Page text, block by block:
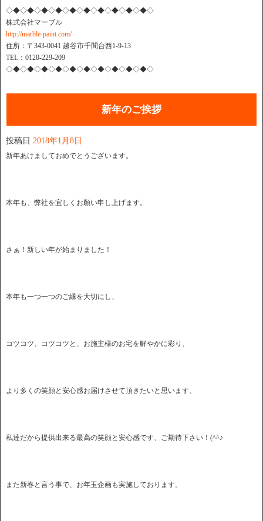
◇◆◇◆◇◆◇◆◇◆◇◆◇◆◇◆◇◆◇◆◇
株式会社マーブル
http://marble-paint.com/
住所：〒343-0041 越谷市千間台西1-9-13
TEL：0120-229-209
◇◆◇◆◇◆◇◆◇◆◇◆◇◆◇◆◇◆◇◆◇
新年のご挨拶
投稿日 2018年1月8日
新年あけましておめでとうございます。
本年も、弊社を宜しくお願い申し上げます。
さぁ！新しい年が始まりました！
本年も一つ一つのご縁を大切にし、
コツコツ、コツコツと、お施主様のお宅を鮮やかに彩り、
より多くの笑顔と安心感お届けさせて頂きたいと思います。
私達だから提供出来る最高の笑顔と安心感です、ご期待下さい！(^^♪
また新春と言う事で、お年玉企画も実施しております。